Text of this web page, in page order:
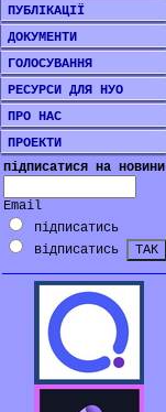
ПУБЛІКАЦІЇ
ДОКУМЕНТИ
ГОЛОСУВАННЯ
РЕСУРСИ ДЛЯ НУО
ПРО НАС
ПРОЕКТИ
підписатися на новини
Email
підписатись
відписатись